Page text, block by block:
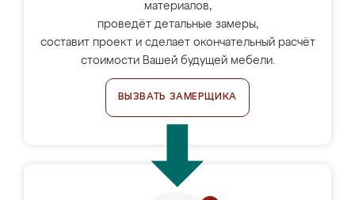
материалов,
проведёт детальные замеры,
составит проект и сделает окончательный расчёт
стоимости Вашей будущей мебели.
ВЫЗВАТЬ ЗАМЕРЩИКА